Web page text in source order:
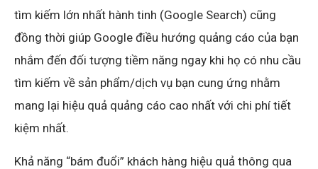
tìm kiếm lớn nhất hành tinh (Google Search) cũng
đồng thời giúp Google điều hướng quảng cáo của bạn
nhắm đến đối tượng tiềm năng ngay khi họ có nhu cầu
tìm kiếm về sản phẩm/dịch vụ bạn cung ứng nhằm
mang lại hiệu quả quảng cáo cao nhất với chi phí tiết
kiệm nhất.
Khả năng “bám đuổi” khách hàng hiệu quả thông qua